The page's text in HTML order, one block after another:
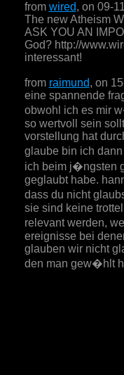
from wired, on 09-
The new Atheism
ASK YOU AN
God? http://
interessant!
from raimund, on
eine spannende
obwohl ich es mir
so wertvoll sein
vorstellung hat
glaube bin ich
ich beim j�ngsten
geglaubt habe.
dass du nicht
sie sind keine
relevant werden,
ereignisse bei
glauben wir nicht
den man gew�hlt